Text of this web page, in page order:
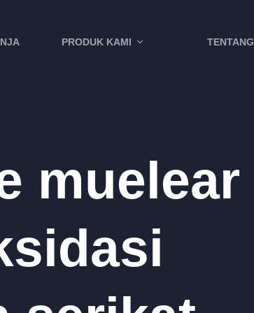
PRODUK KAMI TENTANG
muelear